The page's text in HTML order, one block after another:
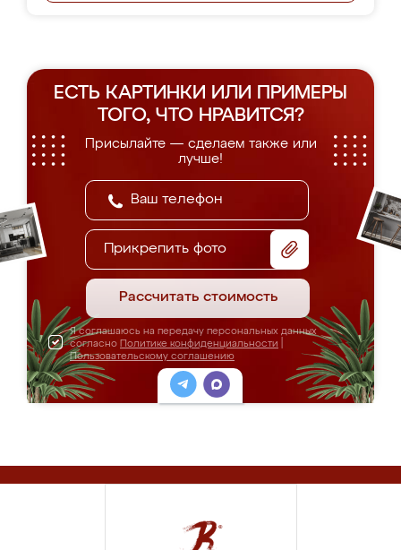
ЕСТЬ КАРТИНКИ ИЛИ ПРИМЕРЫ
ТОГО, ЧТО НРАВИТСЯ?
Присылайте — сделаем также или
лучше!
Прикрепить фото
Рассчитать стоимость
Я соглашаюсь на передачу персональных данных
согласно Политике конфиденциальности
Пользовательскому соглашению